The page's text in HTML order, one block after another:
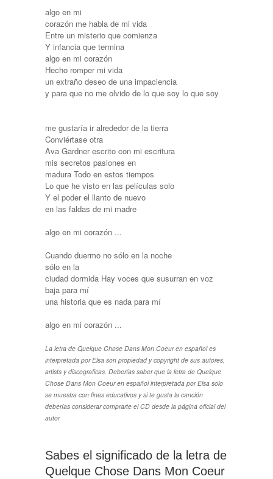
algo en mi
corazón me habla de mi vida
Entre un misterio que comienza
Y infancia que termina
algo en mi corazón
Hecho romper mi vida
un extraño deseo de una impaciencia
y para que no me olvido de lo que soy lo que soy
me gustaría ir alrededor de la tierra
Conviértase otra
Ava Gardner escrito con mi escritura
mis secretos pasiones en
madura Todo en estos tiempos
Lo que he visto en las películas solo
Y el poder el llanto de nuevo
en las faldas de mi madre
algo en mi corazón ...
Cuando duermo no sólo en la noche
sólo en la
ciudad dormida Hay voces que susurran en voz
baja para mí
una historia que es nada para mí
algo en mi corazón ...
La letra de Quelque Chose Dans Mon Coeur en español es
interpretada por Elsa son propiedad y copyright de sus autores,
artists y discograficas. Deberías saber que la letra de Quelque
Chose Dans Mon Coeur en español interpretada por Elsa solo
se muestra con fines educativos y si te gusta la canción
deberías considerar comprarte el CD desde la página oficial del
autor
Sabes el significado de la letra de
Quelque Chose Dans Mon Coeur